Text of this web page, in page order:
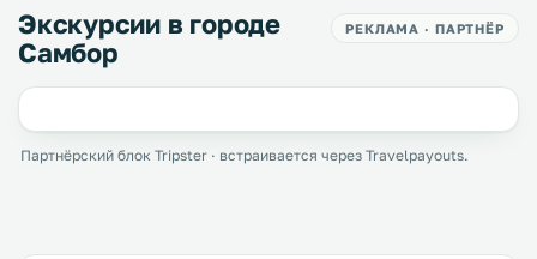
Экскурсии в городе
Самбор
РЕКЛАМА · ПАРТНЁР
Партнёрский блок Tripster · встраивается через Travelpayouts.